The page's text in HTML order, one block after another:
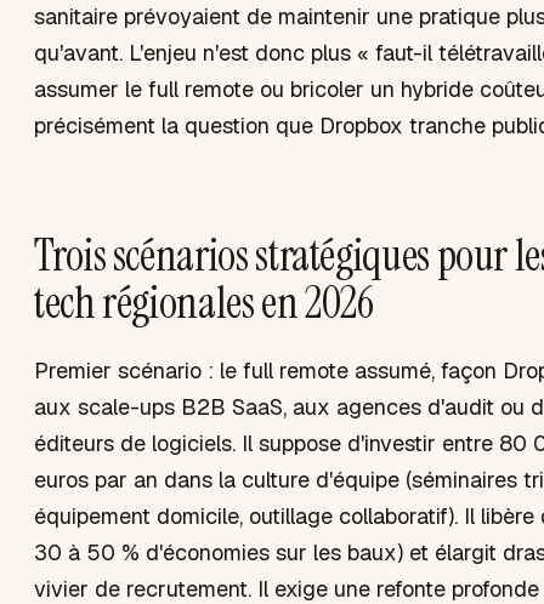
sanitaire prévoyaient de maintenir une pratique
qu'avant. L'enjeu n'est donc plus « faut-il
assumer le full remote ou bricoler un hybride
précisément la question que Dropbox tranche
Trois scénarios stratégiques pour
tech régionales en 2026
Premier scénario : le full remote assumé, façon
aux scale-ups B2B SaaS, aux agences d'audit ou
éditeurs de logiciels. Il suppose d'investir entre
euros par an dans la culture d'équipe (séminaires
équipement domicile, outillage collaboratif). Il libère
30 à 50 % d'économies sur les baux) et élargit
vivier de recrutement. Il exige une refonte